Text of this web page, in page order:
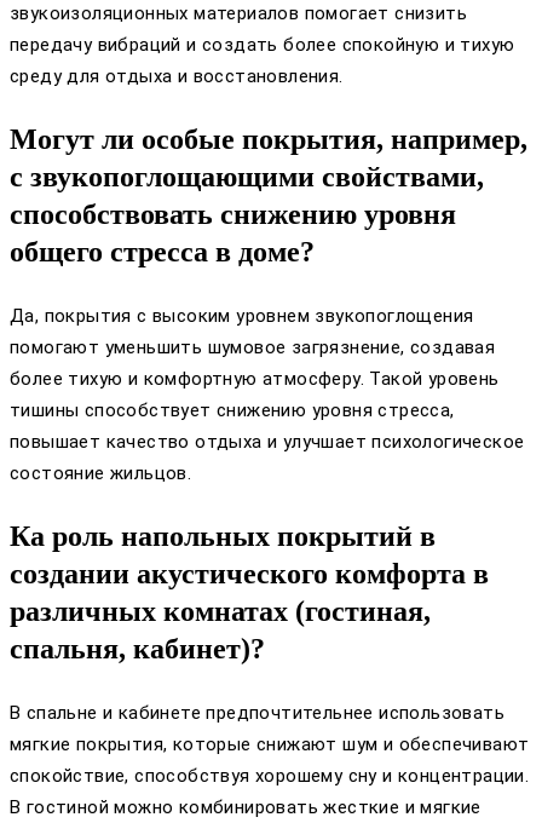
звукоизоляционных материалов помогает снизить
передачу вибраций и создать более спокойную и тихую
среду для отдыха и восстановления.
Могут ли особые покрытия, например,
с звукопоглощающими свойствами,
способствовать снижению уровня
общего стресса в доме?
Да, покрытия с высоким уровнем звукопоглощения
помогают уменьшить шумовое загрязнение, создавая
более тихую и комфортную атмосферу. Такой уровень
тишины способствует снижению уровня стресса,
повышает качество отдыха и улучшает психологическое
состояние жильцов.
Ка роль напольных покрытий в
создании акустического комфорта в
различных комнатах (гостиная,
спальня, кабинет)?
В спальне и кабинете предпочтительнее использовать
мягкие покрытия, которые снижают шум и обеспечивают
спокойствие, способствуя хорошему сну и концентрации.
В гостиной можно комбинировать жесткие и мягкие